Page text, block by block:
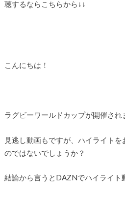
聴するならこちらから↓↓
こんにちは！
ラグビーワールドカップが開催され
見逃し動画もですが、ハイライト
のではないでしょうか？
結論から言うとDAZNでハイライト